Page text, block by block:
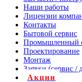
Наши работы
Лицензии
Контакты
Бытовой сервис
Промышленный
Проектирование
Монтаж
Заявки (сервис /
Акции